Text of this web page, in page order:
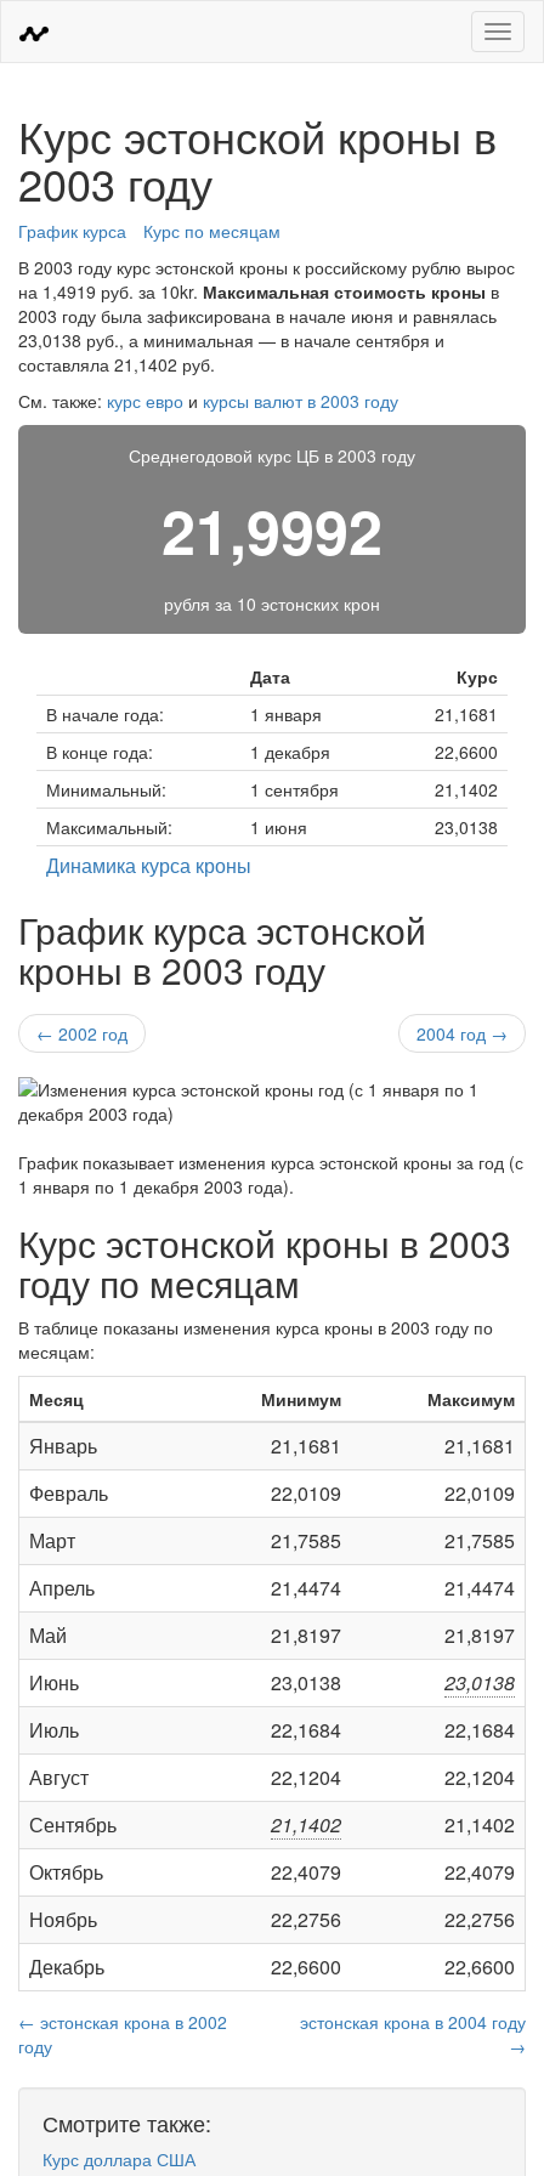
Меню
Курс эстонской кроны в
2003 году
График курса
Курс по месяцам
В 2003 году курс эстонской кроны к российскому рублю вырос
на 1,4919 руб. за 10kr. Максимальная стоимость кроны в
2003 году была зафиксирована в начале июня и равнялась
23,0138 руб., а минимальная — в начале сентября и
составляла 21,1402 руб.
См. также: курс евро и курсы валют в 2003 году
Среднегодовой курс ЦБ в 2003 году
21,9992
рубля за 10 эстонских крон
Дата
Курс
В начале года:
1 января
21,1681
В конце года:
1 декабря
22,6600
Минимальный:
1 сентября
21,1402
Максимальный:
1 июня 23,0138
Динамика курса кроны
График курса эстонской
кроны в 2003 году
← 2002 год 2004 год →
График показывает изменения курса эстонской кроны за год (с
1 января по 1 декабря 2003 года).
Курс эстонской кроны в 2003
году по месяцам
В таблице показаны изменения курса кроны в 2003 году по
месяцам:
Месяц
Минимум Максимум
Январь 21,1681
21,1681
Февраль
22,0109
22,0109
Март
21,7585
21,7585
Апрель
21,4474
21,4474
Май
21,8197
21,8197
Июнь
23,0138
23,0138
Июль
22,1684
22,1684
Август
22,1204
22,1204
Сентябрь
21,1402
21,1402
Октябрь
22,4079
22,4079
Ноябрь
22,2756
22,2756
Декабрь
22,6600 22,6600
← эстонская крона в 2002
году
эстонская крона в 2004 году
→
Смотрите также:
Курс доллара США